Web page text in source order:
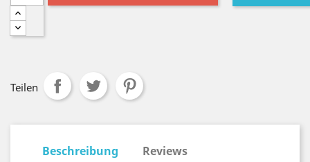
Teilen
Beschreibung Reviews